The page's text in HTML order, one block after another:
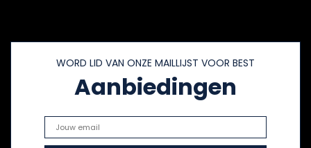
WORD LID VAN ONZE MAILLIJST VOOR BEST
Aanbiedingen